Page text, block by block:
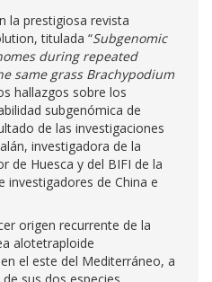
la prestigiosa revista
titulada “Subgenomic
during repeated
same grass Brachypodium
hallazgos sobre los
subgenómica de
de las investigaciones
investigadora de la
de Huesca y del BIFI de la
investigadores de China e
origen recurrente de la
alotetraploide
el este del Mediterráneo, a